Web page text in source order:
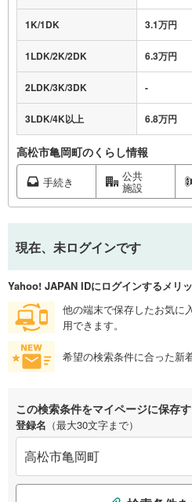
1K/1DK 3.1万円
1LDK/2K/2DK 6.3万円
2LDK/3K/3DK -
3LDK/4K以上 6.8万円
高松市亀岡町のくらし情報
手続き 公共
施設
現在、未ログインです
Yahoo! JAPAN IDにログインするメリ
他の端末で保存したお気に
用できます。
希望の検索条件に合った新
この検索条件をマイページに保存
登録名 （最大30文字まで）